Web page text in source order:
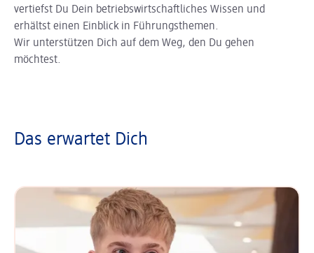
vertiefst Du Dein betriebswirtschaftliches Wissen und
erhältst einen Einblick in Führungsthemen.
Wir unterstützen Dich auf dem Weg, den Du gehen
möchtest.
Das erwartet Dich